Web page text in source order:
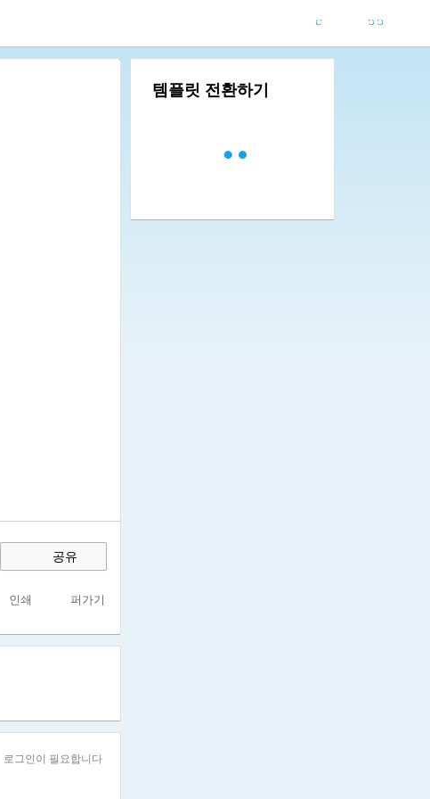
공유
인쇄 퍼가기
로그인이 필요합니다
템플릿 전환하기